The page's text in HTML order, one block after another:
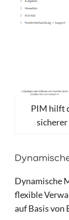
PIM hilft
sicherer
Dynamische
flexible
auf Basis